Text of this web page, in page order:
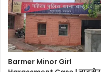
Barmer Minor Girl